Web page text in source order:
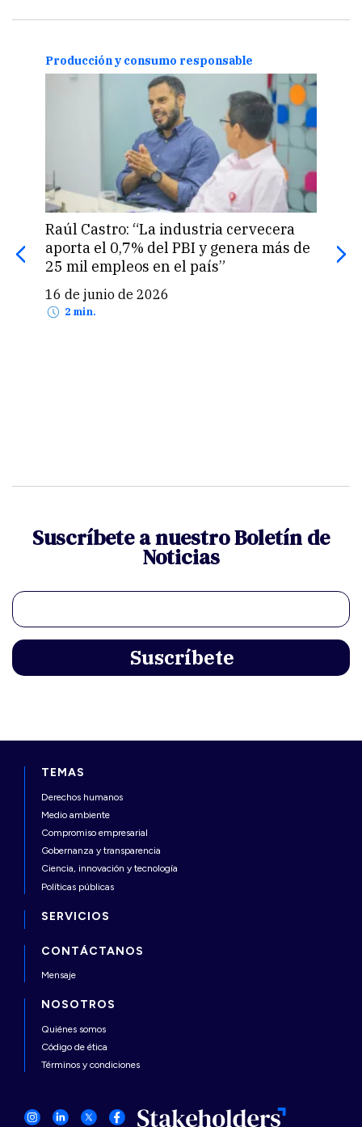
Producción y consumo responsable
Raúl Castro: “La industria cervecera
aporta el 0,7% del PBI y genera más de
25 mil empleos en el país”
16 de junio de 2026
2 min.
Suscríbete a nuestro Boletín de
Noticias
TEMAS
Derechos humanos
Medio ambiente
Compromiso empresarial
Gobernanza y transparencia
Ciencia, innovación y tecnología
Políticas públicas
SERVICIOS
CONTÁCTANOS
Mensaje
NOSOTROS
Quiénes somos
Código de ética
Términos y condiciones